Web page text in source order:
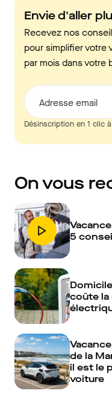
Envie d'aller
Recevez nos
pour simplifier votre
par mois dans votre
Adresse email
Désinscription en 1 clic
On vous
5
coûte la
de la
il est le
voiture